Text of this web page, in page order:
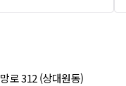
로 312 (상대원동)